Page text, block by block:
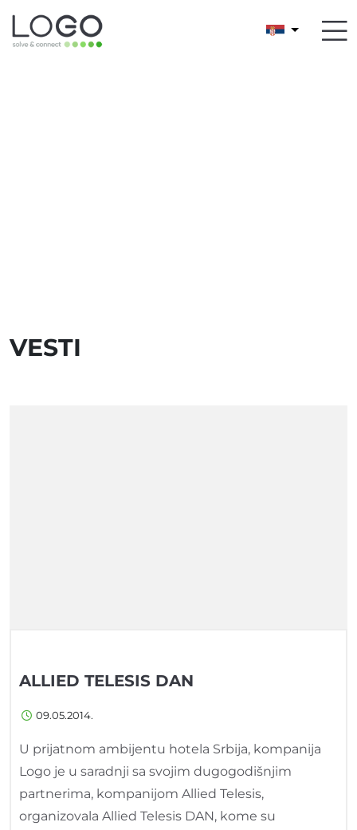
VESTI
ALLIED TELESIS DAN
09.05.2014.
U prijatnom ambijentu hotela Srbija, kompanija
Logo je u saradnji sa svojim dugogodišnjim
partnerima, kompanijom Allied Telesis,
organizovala Allied Telesis DAN, kome su